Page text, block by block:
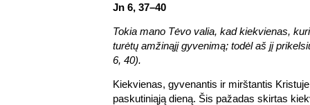
Jn 6, 37–40
Tokia mano Tėvo valia, kad kiekvienas,
turėtų amžinąjį gyvenimą; todėl aš jį
6, 40).
Kiekvienas, gyvenantis ir mirštantis
paskutiniąją dieną. Šis pažadas skirtas